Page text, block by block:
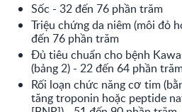
Sốc - 32 đến 76 phần trăm
Triệu chứng da niêm (môi đỏ
đến 76 phần trăm
Đủ tiêu chuẩn cho bệnh
(bảng 2) - 22 đến 64 phần
Rối loạn chức năng cơ tim
tăng troponin hoặc peptide